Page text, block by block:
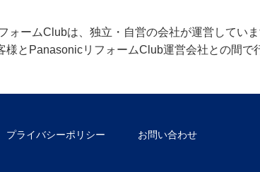
ォームClubは、独立・自営の会社が運営していま
様とPanasonicリフォームClub運営会社との間で
プライバシーポリシー お問い合わせ